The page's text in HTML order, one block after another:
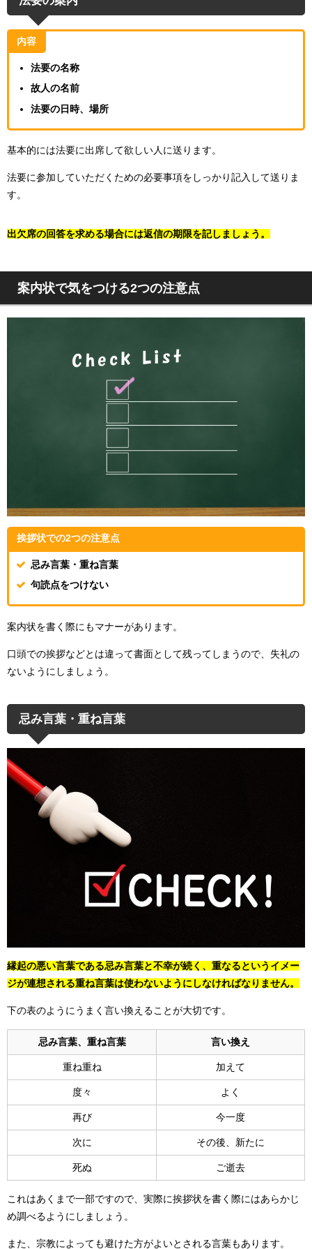
内容
法要の名称
故人の名前
法要の日時、場所
基本的には法要に出席して欲しい人に送ります。
法要に参加していただくための必要事項をしっかり記入して送りま
す。
出欠席の回答を求める場合には返信の期限を記しましょう。
案内状で気をつける2つの注意点
挨拶状での2つの注意点
忌み言葉・重ね言葉
句読点をつけない
案内状を書く際にもマナーがあります。
口頭での挨拶などとは違って書面として残ってしまうので、失礼の
ないようにしましょう。
忌み言葉・重ね言葉
縁起の悪い言葉である忌み言葉と不幸が続く、重なるというイメー
ジが連想される重ね言葉は使わないようにしなければなりません。
下の表のようにうまく言い換えることが大切です。
忌み言葉、重ね言葉 言い換え
重ね重ね 加えて
度々 よく
再び 今一度
次に その後、新たに
死ぬ ご逝去
これはあくまで一部ですので、実際に挨拶状を書く際にはあらかじ
め調べるようにしましょう。
また、宗教によっても避けた方がよいとされる言葉もあります。